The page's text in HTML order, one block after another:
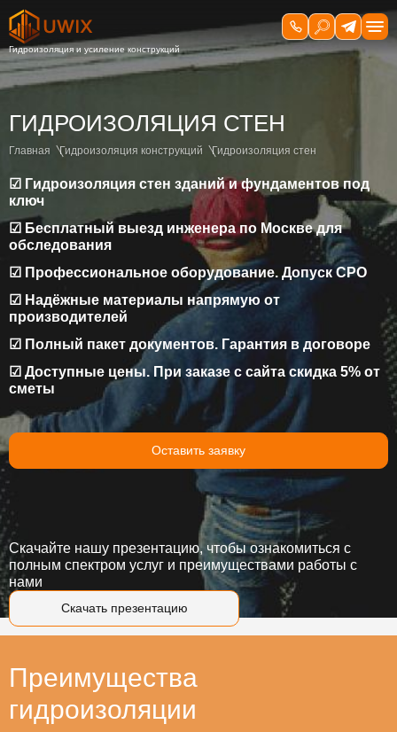
ГИДРОИЗОЛЯЦИЯ СТЕН
Главная Гидроизоляция конструкций Гидроизоляция стен
☑ Гидроизоляция стен зданий и фундаментов под
ключ
☑ Бесплатный выезд инженера по Москве для
обследования
☑ Профессиональное оборудование. Допуск СРО
☑ Надёжные материалы напрямую от
производителей
☑ Полный пакет документов. Гарантия в договоре
☑ Доступные цены. При заказе с сайта скидка 5% от
сметы
Оставить заявку
Скачать презентацию
Скачайте нашу презентацию, чтобы ознакомиться с
полным спектром услуг и преимуществами работы с
нами
Преимущества
гидроизоляции